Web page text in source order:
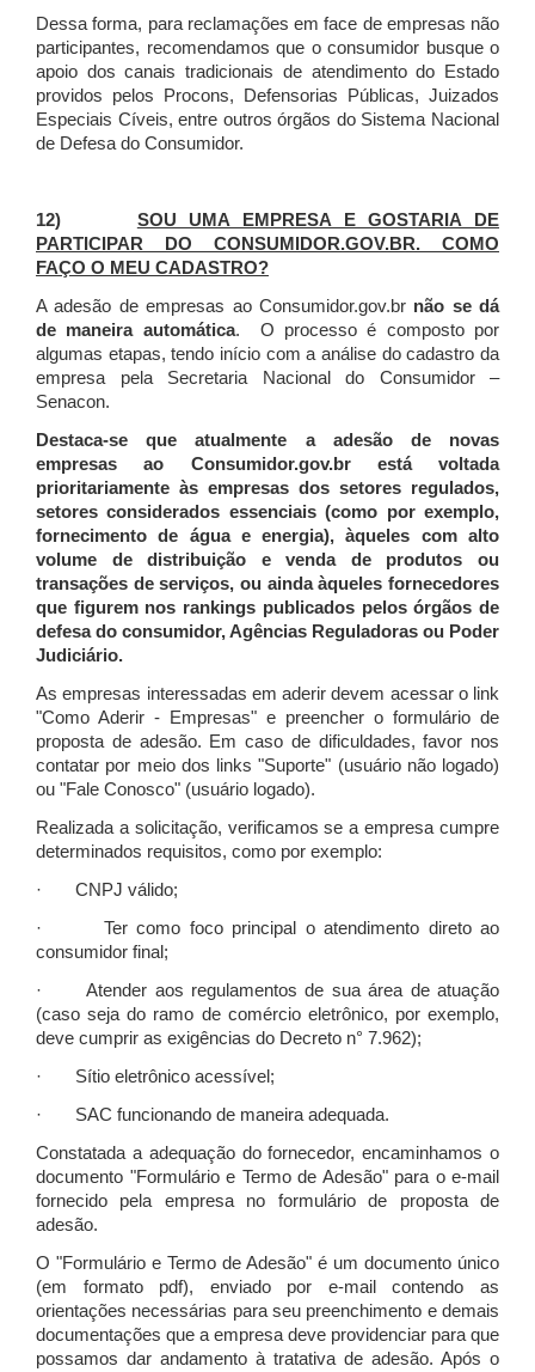
Dessa forma, para reclamações em face de empresas não
participantes, recomendamos que o consumidor busque o
apoio dos canais tradicionais de atendimento do Estado
providos pelos Procons, Defensorias Públicas, Juizados
Especiais Cíveis, entre outros órgãos do Sistema Nacional
de Defesa do Consumidor.
12) SOU UMA EMPRESA E GOSTARIA DE
PARTICIPAR DO CONSUMIDOR.GOV.BR. COMO
FAÇO O MEU CADASTRO?
A adesão de empresas ao Consumidor.gov.br não se dá
de maneira automática. O processo é composto por
algumas etapas, tendo início com a análise do cadastro da
empresa pela Secretaria Nacional do Consumidor –
Senacon.
Destaca-se que atualmente a adesão de novas
empresas ao Consumidor.gov.br está voltada
prioritariamente às empresas dos setores regulados,
setores considerados essenciais (como por exemplo,
fornecimento de água e energia), àqueles com alto
volume de distribuição e venda de produtos ou
transações de serviços, ou ainda àqueles fornecedores
que figurem nos rankings publicados pelos órgãos de
defesa do consumidor, Agências Reguladoras ou Poder
Judiciário.
As empresas interessadas em aderir devem acessar o link
"Como Aderir - Empresas" e preencher o formulário de
proposta de adesão. Em caso de dificuldades, favor nos
contatar por meio dos links "Suporte" (usuário não logado)
ou "Fale Conosco" (usuário logado).
Realizada a solicitação, verificamos se a empresa cumpre
determinados requisitos, como por exemplo:
· CNPJ válido;
· Ter como foco principal o atendimento direto ao
consumidor final;
· Atender aos regulamentos de sua área de atuação
(caso seja do ramo de comércio eletrônico, por exemplo,
deve cumprir as exigências do Decreto n° 7.962);
· Sítio eletrônico acessível;
· SAC funcionando de maneira adequada.
Constatada a adequação do fornecedor, encaminhamos o
documento "Formulário e Termo de Adesão" para o e-mail
fornecido pela empresa no formulário de proposta de
adesão.
O "Formulário e Termo de Adesão" é um documento único
(em formato pdf), enviado por e-mail contendo as
orientações necessárias para seu preenchimento e demais
documentações que a empresa deve providenciar para que
possamos dar andamento à tratativa de adesão. Após o